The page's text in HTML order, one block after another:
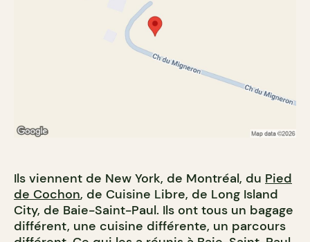
Ils viennent de New York, de Montréal, du Pied
de Cochon, de Cuisine Libre, de Long Island
City, de Baie-Saint-Paul. Ils ont tous un bagage
différent, une cuisine différente, un parcours